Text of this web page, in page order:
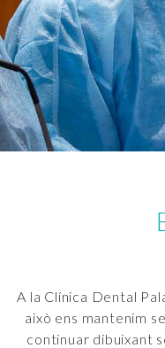
A la Clínica Dental
això ens mantenim
continuar dibuixant